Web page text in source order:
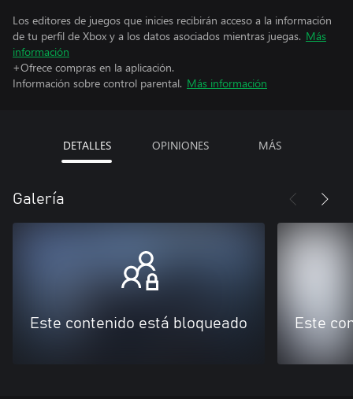
Los editores de juegos que inicies recibirán acceso a la información
de tu perfil de Xbox y a los datos asociados mientras juegas. Más
información
+Ofrece compras en la aplicación.
Información sobre control parental. Más información
DETALLES OPINIONES MÁS
Galería
Este contenido está bloqueado Este